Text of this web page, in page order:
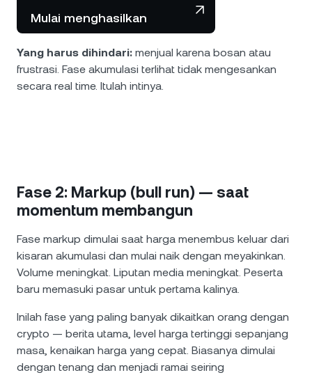
Mulai menghasilkan
Yang harus dihindari: menjual karena bosan atau
frustrasi. Fase akumulasi terlihat tidak mengesankan
secara real time. Itulah intinya.
Fase 2: Markup (bull run) — saat
momentum membangun
Fase markup dimulai saat harga menembus keluar dari
kisaran akumulasi dan mulai naik dengan meyakinkan.
Volume meningkat. Liputan media meningkat. Peserta
baru memasuki pasar untuk pertama kalinya.
Inilah fase yang paling banyak dikaitkan orang dengan
crypto — berita utama, level harga tertinggi sepanjang
masa, kenaikan harga yang cepat. Biasanya dimulai
dengan tenang dan menjadi ramai seiring